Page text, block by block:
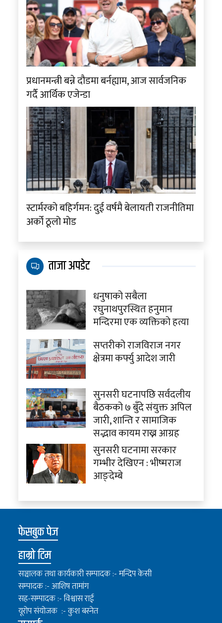
प्रधानमन्त्री बन्ने दौडमा बर्नह्याम, आज सार्वजनिक
गर्दै आर्थिक एजेन्डा
स्टार्मरको बहिर्गमन: दुई वर्षमै बेलायती राजनीतिमा
अर्को ठूलो मोड
ताजा अपडेट
धनुषाको सबैला
रघुनाथपुरस्थित हनुमान
मन्दिरमा एक व्यक्तिको हत्या
सप्तरीको राजविराज नगर
क्षेत्रमा कर्फ्यु आदेश जारी
सुनसरी घटनापछि सर्वदलीय
बैठकको ७ बुँदे संयुक्त अपिल
जारी, शान्ति र सामाजिक
सद्भाव कायम राख्न आग्रह
सुनसरी घटनामा सरकार
गम्भीर देखिएन : भीष्मराज
आङ्देम्बे
फेसबुक पेज
हाम्रो टिम
सञ्चालक तथा कार्यकारी सम्पादक :- मन्दिप केसी
सम्पादक :- आशिष तामांग
सह-सम्पादक :- विश्वास राई
यूरोप संयोजक :- कुश बस्नेत